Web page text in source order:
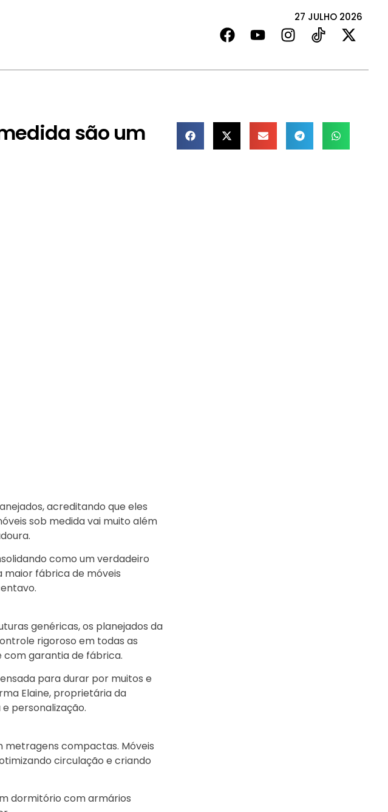
27 JULHO 2026
são um
acreditando que eles
sob medida vai muito além
como um verdadeiro
maior fábrica de móveis
genéricas, os planejados da
rigoroso em todas as
com garantia de fábrica.
para durar por muitos e
Elaine, proprietária da
personalização.
compactas. Móveis
circulação e criando
dormitório com armários